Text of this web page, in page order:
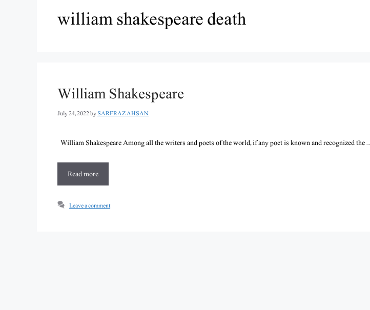
william shakespeare death
William Shakespeare
July 24, 2022bySARFRAZ AHSAN
William Shakespeare Among all the writers and poets of the world, if any poet is known and recognized the …
Read more
Leave a comment